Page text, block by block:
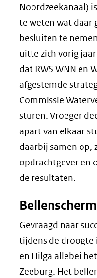
Noordzeekanaal)
te weten wat daar
besluiten te
uitte zich vorig
dat RWS WNN en
afgestemde
Commissie
sturen. Vroeger
apart van elkaar
daarbij samen op,
opdrachtgever en
de resultaten.
Bellenscherm
Gevraagd naar
tijdens de droogte
en Hilga allebei
Zeeburg. Het